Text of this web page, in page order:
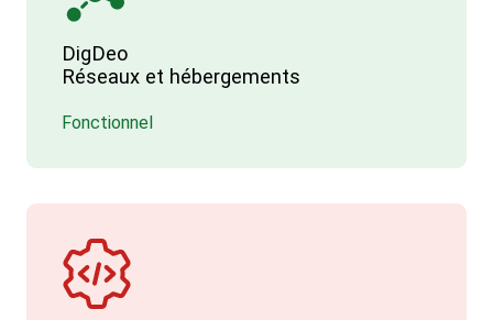
DigDeo
Réseaux et hébergements
Fonctionnel